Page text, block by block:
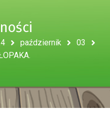
październik
03